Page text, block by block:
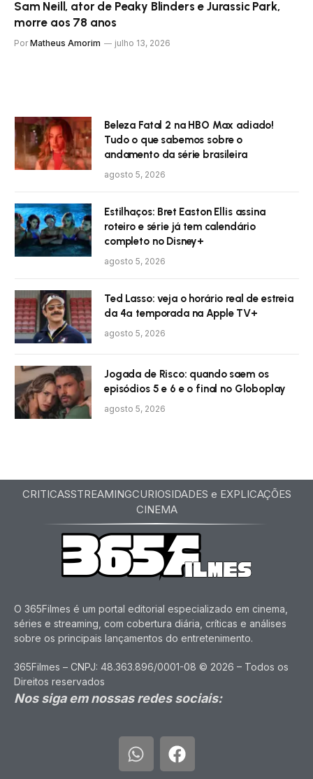
Sam Neill, ator de Peaky Blinders e Jurassic Park,
morre aos 78 anos
Por Matheus Amorim julho 13, 2026
Beleza Fatal 2 na HBO Max adiado!
Tudo o que sabemos sobre o
andamento da série brasileira
agosto 5, 2026
Estilhaços: Bret Easton Ellis assina
roteiro e série já tem calendário
completo no Disney+
agosto 5, 2026
Ted Lasso: veja o horário real de estreia
da 4ª temporada na Apple TV+
agosto 5, 2026
Jogada de Risco: quando saem os
episódios 5 e 6 e o final no Globoplay
agosto 5, 2026
CRITICASSTREAMINGCURIOSIDADES e EXPLICAÇÕES
CINEMA
O 365Filmes é um portal editorial especializado em cinema,
séries e streaming, com cobertura diária, críticas e análises
sobre os principais lançamentos do entretenimento.
365Filmes – CNPJ: 48.363.896/0001-08 © 2026 – Todos os
Direitos reservados
Nos siga em nossas redes sociais: